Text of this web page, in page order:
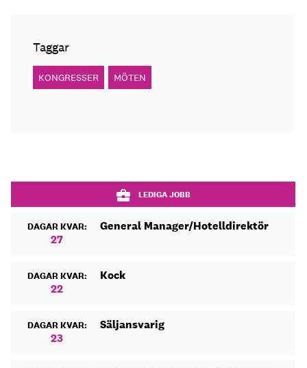
Taggar
KONGRESSER MÖTEN
LEDIGA JOBB
DAGAR KVAR:
27
General Manager/Hotelldirektör
DAGAR KVAR:
22
Kock
DAGAR KVAR:
23
Säljansvarig